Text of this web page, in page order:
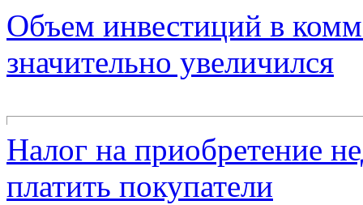
Объем инвестиций в
значительно увеличился
Налог на приобретение
платить покупатели